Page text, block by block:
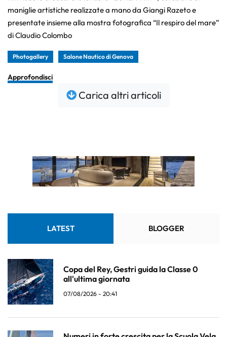
maniglie artistiche realizzate a mano da Giangi Razeto e
presentate insieme alla mostra fotografica “Il respiro del mare”
di Claudio Colombo
Photogallery Salone Nautico di Genova
Approfondisci
Carica altri articoli
LATEST BLOGGER
Copa del Rey, Gestri guida la Classe 0
all'ultima giornata
07/08/2026 - 20:41